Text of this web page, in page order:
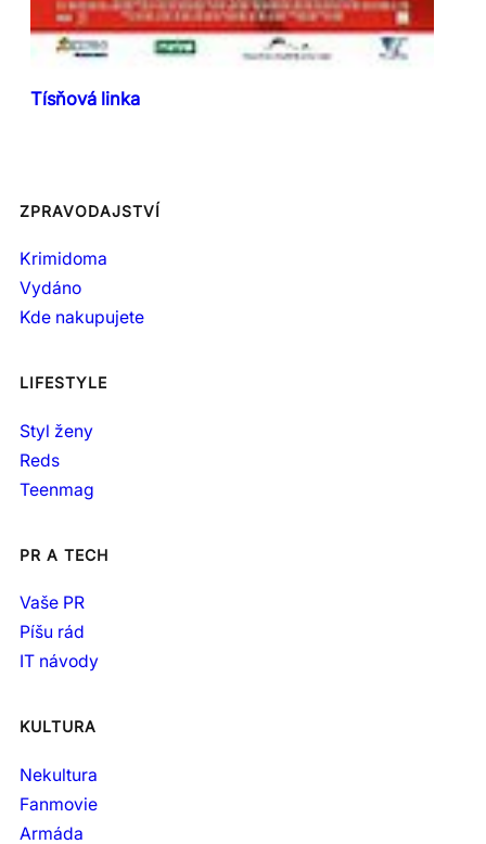
Tísňová linka
ZPRAVODAJSTVÍ
Krimidoma
Vydáno
Kde nakupujete
LIFESTYLE
Styl ženy
Reds
Teenmag
PR A TECH
Vaše PR
Píšu rád
IT návody
KULTURA
Nekultura
Fanmovie
Armáda